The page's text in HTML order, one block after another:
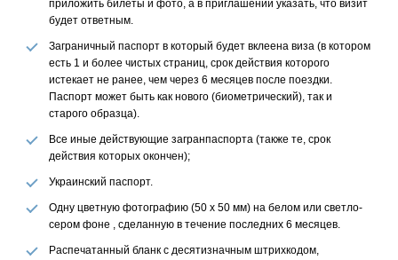
приложить билеты и фото, а в приглашении указать, что визит
будет ответным.
Заграничный паспорт в который будет вклеена виза (в котором
есть 1 и более чистых страниц, срок действия которого
истекает не ранее, чем через 6 месяцев после поездки.
Паспорт может быть как нового (биометрический), так и
старого образца).
Все иные действующие загранпаспорта (также те, срок
действия которых окончен);
Украинский паспорт.
Одну цветную фотографию (50 х 50 мм) на белом или светло-
сером фоне , сделанную в течение последних 6 месяцев.
Распечатанный бланк с десятизначным штрихкодом,